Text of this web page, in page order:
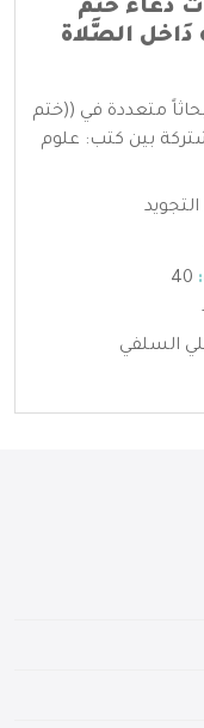
دعَاء خَتم
دَاخل الصَّلاة
متعددة في ((ختم
بين كتب: علوم
السلفي